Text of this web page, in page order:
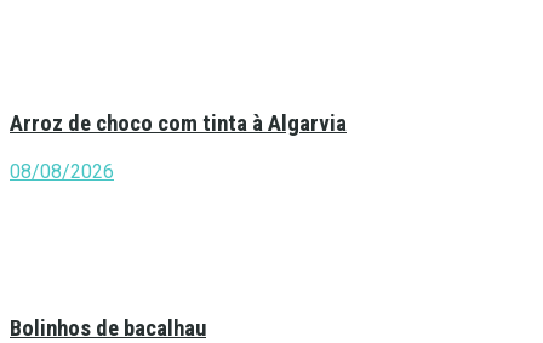
Arroz de choco com tinta à Algarvia
08/08/2026
Bolinhos de bacalhau